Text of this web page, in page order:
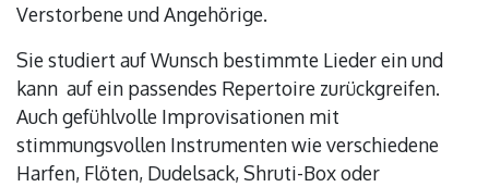
Verstorbene und Angehörige.
Sie studiert auf Wunsch bestimmte Lieder ein und
kann auf ein passendes Repertoire zurückgreifen.
Auch gefühlvolle Improvisationen mit
stimmungsvollen Instrumenten wie verschiedene
Harfen, Flöten, Dudelsack, Shruti-Box oder